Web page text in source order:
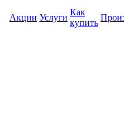
Акции Услуги
Как
купить